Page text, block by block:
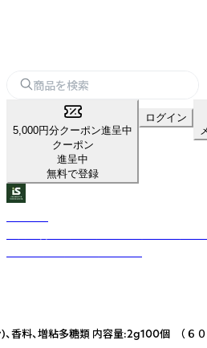
5,000円分クーポン進呈中
クーポン
進呈中
無料で登録
ログイン
、増粘多糖類 内容量:2g100個 （